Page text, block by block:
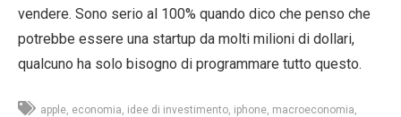
vendere. Sono serio al 100% quando dico che penso che
potrebbe essere una startup da molti milioni di dollari,
qualcuno ha solo bisogno di programmare tutto questo.
apple economia idee di investimento iphone macroeconomia